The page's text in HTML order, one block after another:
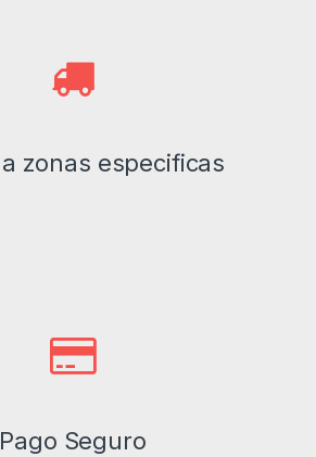
zonas especificas
Pago Seguro